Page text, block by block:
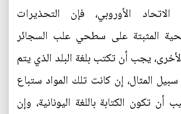
الأوروبي، فإن التحذيرات
المثبتة على سطحي علب السجائر
يجب أن تكتب بلغة البلد الذي يتم
المثال، إن كانت تلك المواد ستباع
أن تكون الكتابة باللغة اليونانية، وإن